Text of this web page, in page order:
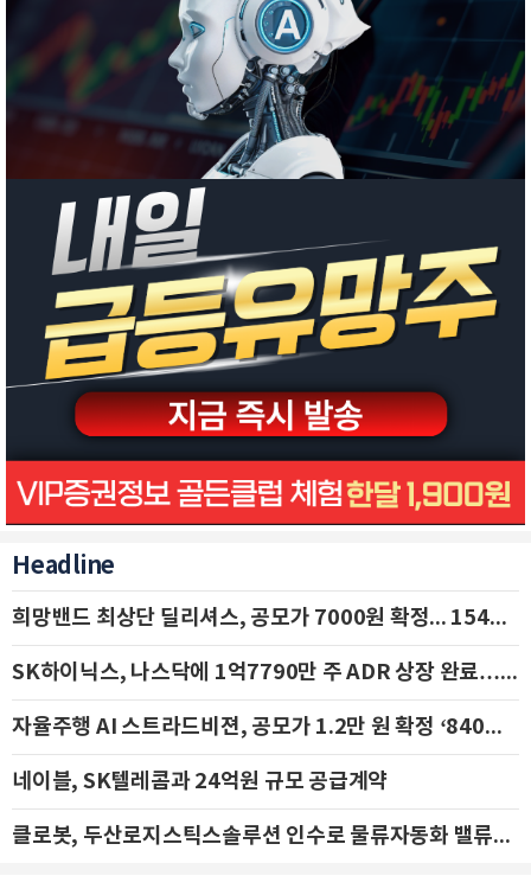
Headline
희망밴드 최상단 딜리셔스, 공모가 7000원 확정... 154억 규모 IPO 돌입
SK하이닉스, 나스닥에 1억7790만 주 ADR 상장 완료…29일 국내 추가 상장
자율주행 AI 스트라드비젼, 공모가 1.2만 원 확정 ‘840억 수혈’
네이블, SK텔레콤과 24억원 규모 공급계약
클로봇, 두산로지스틱스솔루션 인수로 물류자동화 밸류체인 확장 추진 - IBK투자증권